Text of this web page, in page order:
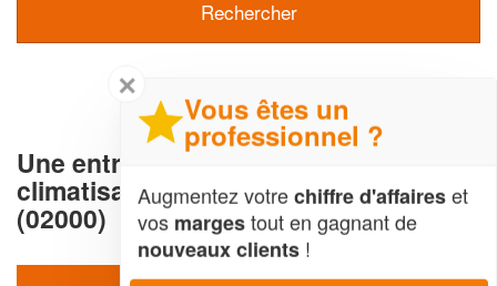
Une entreprise de Chauffage et
climatisation à Barenton-Bugny
(02000)
✕
Vous êtes un
professionnel ?
Augmentez votrechiffre d'affaireset
vos margestout en gagnant de
nouveaux clients !